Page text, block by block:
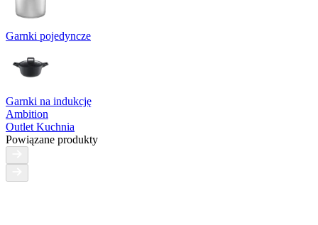
Garnki pojedyncze
Garnki na indukcję
Ambition
Outlet Kuchnia
Powiązane produkty